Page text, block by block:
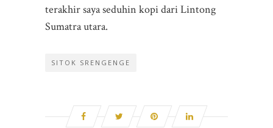
terakhir saya seduhin kopi dari Lintong
Sumatra utara.
SITOK SRENGENGE